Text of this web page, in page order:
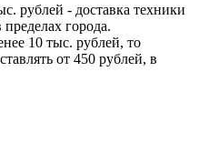
рублей - доставка техники
пределах города.
10 тыс. рублей, то
от 450 рублей, в